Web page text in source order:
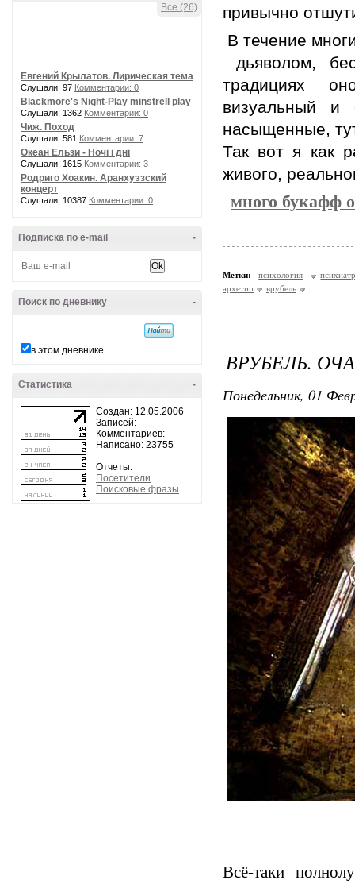
Все (26)
Евгений Крылатов. Лирическая тема
Слушали: 97 Комментарии: 0
Blackmore's Night-Play minstrell play
Слушали: 1362 Комментарии: 0
Чиж. Поход
Слушали: 581 Комментарии: 7
Океан Ельзи - Ночі і дні
Слушали: 1615 Комментарии: 3
Родриго Хоакин. Аранхуэзский
концерт
Слушали: 10387 Комментарии: 0
-
Подписка по e-mail
-
Поиск по дневнику
в этом дневнике
-
Статистика
Создан: 12.05.2006
Записей:
Комментариев:
Написано: 23755
Отчеты:
Посетители
Поисковые фразы
привычно
В течение
дьяволом,
традициях
визуальный и
насыщенные,
Так вот я как
живого,
много букафф
Метки: психология
архетип
врубель
ВРУБЕЛЬ.
Понедельник, 01
Всё-таки